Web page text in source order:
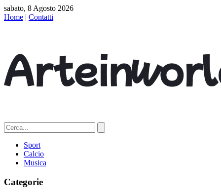
sabato, 8 Agosto 2026
Home | Contatti
Sport
Calcio
Musica
Categorie